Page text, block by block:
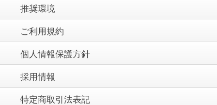
推奨環境
ご利用規約
個人情報保護方針
採用情報
特定商取引法表記